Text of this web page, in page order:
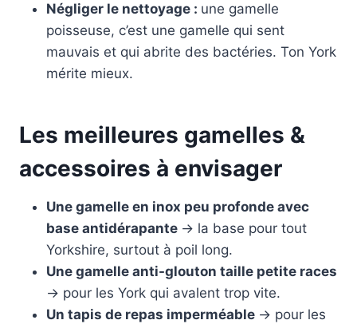
Négliger le nettoyage : une gamelle
poisseuse, c’est une gamelle qui sent
mauvais et qui abrite des bactéries. Ton York
mérite mieux.
Les meilleures gamelles &
accessoires à envisager
Une gamelle en inox peu profonde avec
base antidérapante → la base pour tout
Yorkshire, surtout à poil long.
Une gamelle anti-glouton taille petite races
→ pour les York qui avalent trop vite.
Un tapis de repas imperméable → pour les